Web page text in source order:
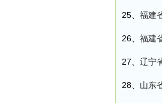
25、 福建
26、 福建
27、 辽宁
28、 山东